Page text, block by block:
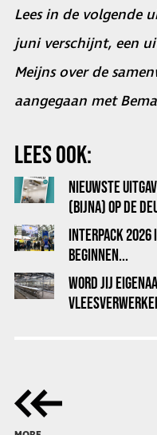
Lees in de volgende
juni verschijnt, een
Meijns over de
aangegaan met
LEES OOK:
NIEUWSTE
(BIJNA) OP DE
INTERPACK 2026
BEGINNEN...
WORD JIJ